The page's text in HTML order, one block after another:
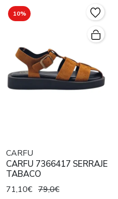
10%
CARFU
CARFU 7366417 SERRAJE
TABACO
71,10€ 79,0€